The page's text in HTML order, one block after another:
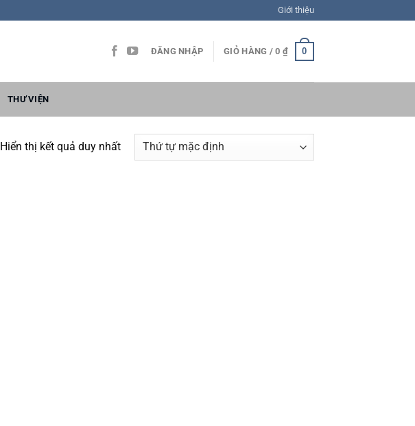
Giới thiệu
ĐĂNG NHẬP GIỎ HÀNG /0 ₫ 0
THƯ VIỆN
Hiển thị kết quả duy nhất